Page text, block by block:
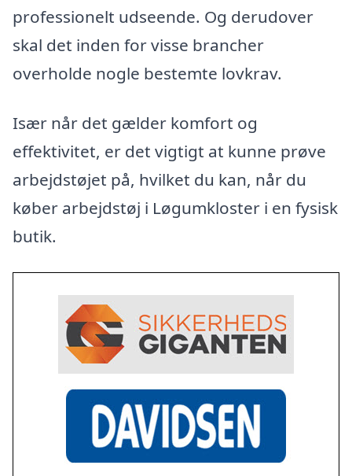
professionelt udseende. Og derudover
skal det inden for visse brancher
overholde nogle bestemte lovkrav.
Især når det gælder komfort og
effektivitet, er det vigtigt at kunne prøve
arbejdstøjet på, hvilket du kan, når du
køber arbejdstøj i Løgumkloster i en fysisk
butik.